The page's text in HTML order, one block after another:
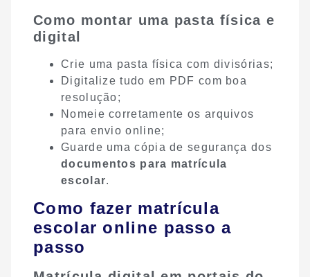
Como montar uma pasta física e
digital
Crie uma pasta física com divisórias;
Digitalize tudo em PDF com boa
resolução;
Nomeie corretamente os arquivos
para envio online;
Guarde uma cópia de segurança dos
documentos para matrícula
escolar.
Como fazer matrícula
escolar online passo a
passo